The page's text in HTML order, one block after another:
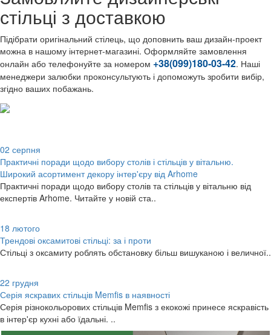
стільці з доставкою
Підібрати оригінальний стілець, що доповнить ваш дизайн-проект
можна в нашому інтернет-магазині. Оформляйте замовлення
онлайн або телефонуйте за номером +38(099)180-03-42. Наші
менеджери залюбки проконсультують і допоможуть зробити вибір,
згідно ваших побажань.
02 серпня
Практичні поради щодо вибору столів і стільців у вітальню.
Широкий асортимент декору інтер'єру від Arhome
Практичні поради щодо вибору столів та стільців у вітальню від
експертів Arhome. Читайте у новій ста..
18 лютого
Трендові оксамитові стільці: за і проти
Стільці з оксамиту роблять обстановку більш вишуканою і величної..
22 грудня
Серія яскравих стільців Memfis в наявності
Серія різнокольорових стільців Memfis з екокожі принесе яскравість
в інтер'єр кухні або їдальні. ..